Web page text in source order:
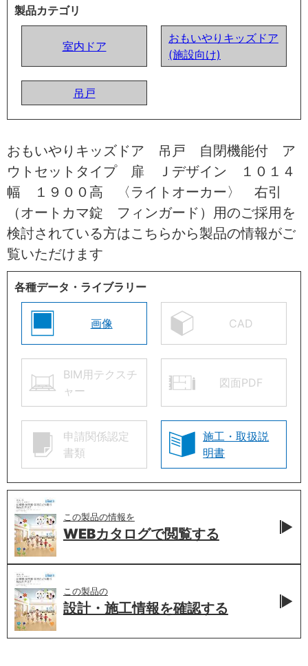
製品カテゴリ
室内ドア
おもいやりキッズドア
(施設向け)
吊戸
おもいやりキッズドア 吊戸 自閉機能付 ア
ウトセットタイプ 扉 Ｊデザイン １０１４
幅 １９００高 〈ライトオーカー〉 右引
（オートカマ錠 フィンガード）用のご採用を
検討されている方はこちらから製品の情報がご
覧いただけます
各種データ・ライブラリー
画像 CAD
BIM用テクスチ
ャー
図面PDF
申請関係認定
書類
施工・取扱説
明書
この製品の情報を
WEBカタログで閲覧する
この製品の
設計・施工情報を確認する